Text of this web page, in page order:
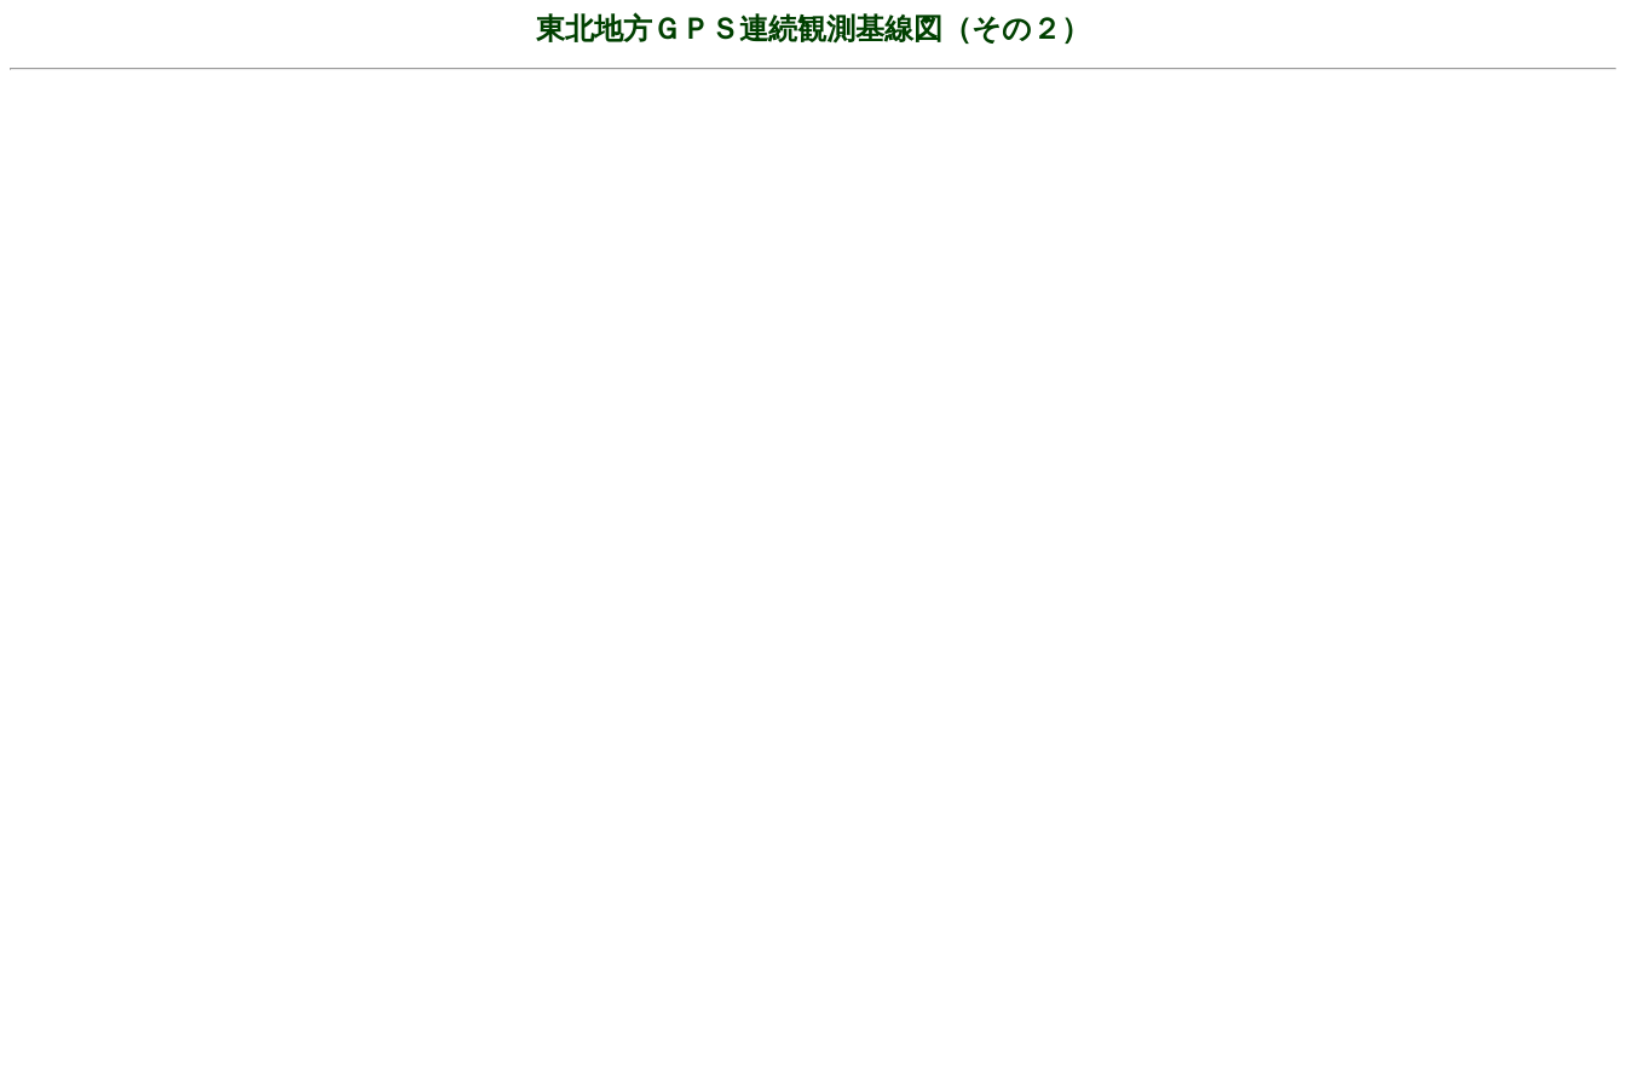
東北地方ＧＰＳ連続観測基線図（その２）